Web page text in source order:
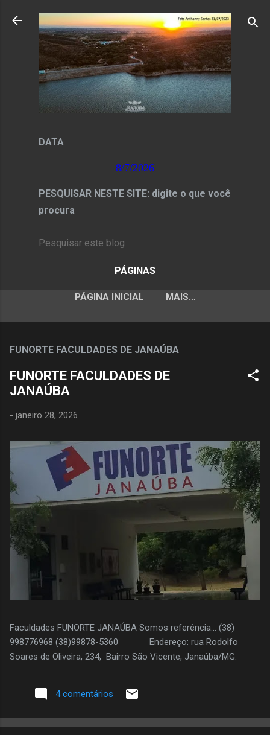
Pular para o conteúdo principal
DATA
8/7/2026
PESQUISAR NESTE SITE: digite o que você
procura
PÁGINAS
PÁGINA INICIAL MAIS…
FUNORTE FACULDADES DE JANAÚBA
FUNORTE FACULDADES DE
JANAÚBA
- janeiro 28, 2026
Faculdades FUNORTE JANAÚBA Somos referência... (38)
998776968 (38)99878-5360 Endereço: rua Rodolfo
Soares de Oliveira, 234, Bairro São Vicente, Janaúba/MG.
4 comentários